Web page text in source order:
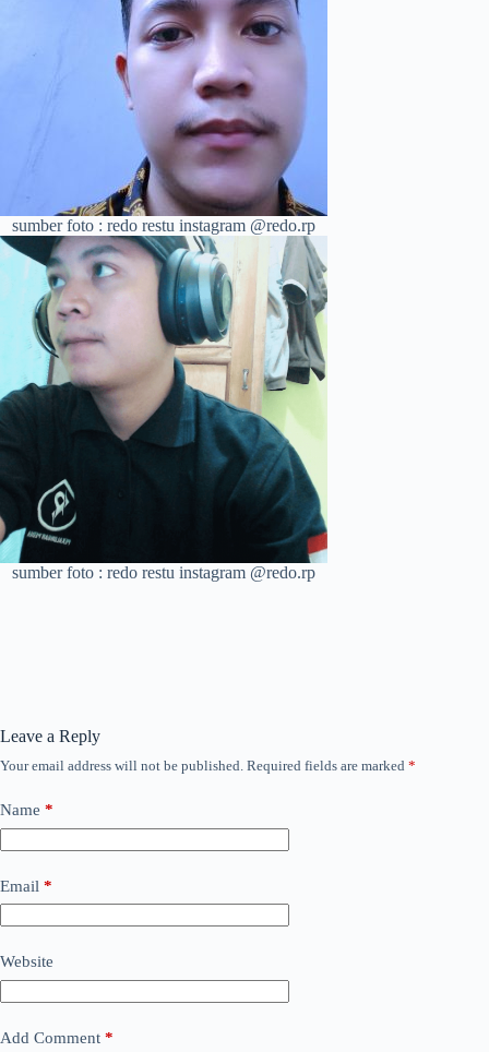
sumber foto : redo restu instagram @redo.rp
sumber foto : redo restu instagram @redo.rp
Leave a Reply
Your email address will not be published. Required fields are marked *
Name *
Email *
Website
Add Comment *